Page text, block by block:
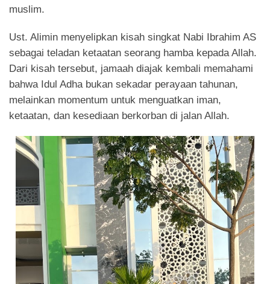
muslim.
Ust. Alimin menyelipkan kisah singkat Nabi Ibrahim AS
sebagai teladan ketaatan seorang hamba kepada Allah.
Dari kisah tersebut, jamaah diajak kembali memahami
bahwa Idul Adha bukan sekadar perayaan tahunan,
melainkan momentum untuk menguatkan iman,
ketaatan, dan kesediaan berkorban di jalan Allah.